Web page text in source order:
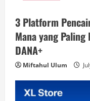
3 Platform
Mana yang
DANA+
Miftahul Ulum